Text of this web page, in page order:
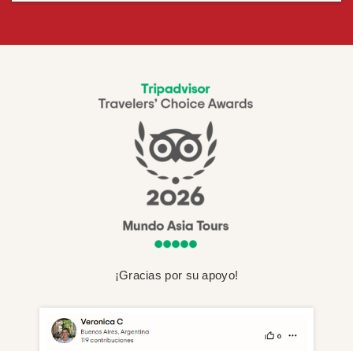
¡Gracias por su apoyo!